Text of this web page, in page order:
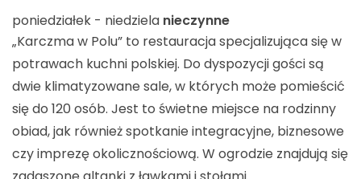
poniedziałek - niedziela nieczynne
„Karczma w Polu” to restauracja specjalizująca się w
potrawach kuchni polskiej. Do dyspozycji gości są
dwie klimatyzowane sale, w których może pomieścić
się do 120 osób. Jest to świetne miejsce na rodzinny
obiad, jak również spotkanie integracyjne, biznesowe
czy imprezę okolicznościową. W ogrodzie znajdują się